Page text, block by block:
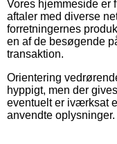
Vores hjemmeside er
aftaler med diverse
forretningernes
en af de besøgende
transaktion.
Orientering
hyppigt, men der
eventuelt er iværksat
anvendte oplysninger.